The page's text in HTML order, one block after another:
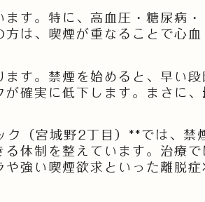
す。特に、高血圧・糖尿病・
は、喫煙が重なることで心血
す。禁煙を始めると、早い
確実に低下します。まさに、
（宮城野2丁目）**では、禁
体制を整えています。治療
強い喫煙欲求といった離脱